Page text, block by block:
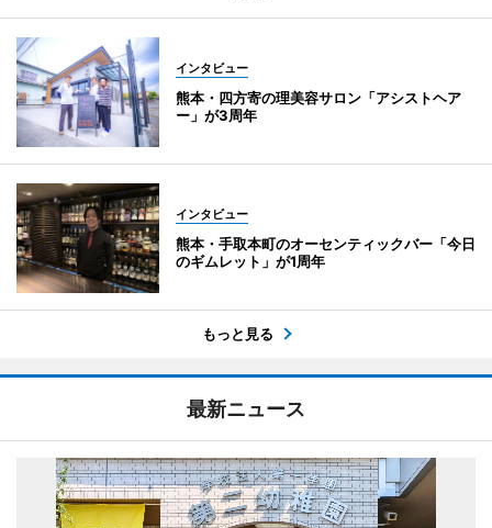
インタビュー
熊本・四方寄の理美容サロン「アシストヘア
ー」が3周年
インタビュー
熊本・手取本町のオーセンティックバー「今日
のギムレット」が1周年
もっと見る
最新ニュース